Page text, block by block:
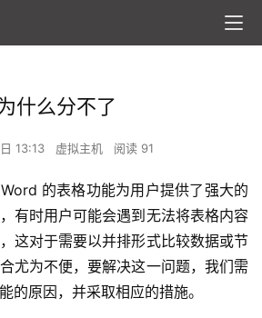
什么分不了
13:13 虚拟主机 阅读 91
的表格功能为用户提供了强大的
有时用户可能会遇到无法将表格内容
这对于需要以并排形式比较数据或节
尤为不便，要解决这一问题，我们需
的原因，并采取相应的措施。